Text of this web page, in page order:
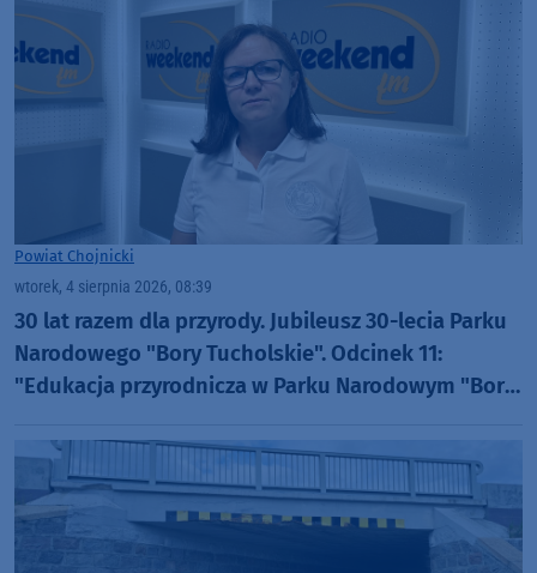
Powiat Chojnicki
wtorek, 4 sierpnia 2026, 08:39
30 lat razem dla przyrody. Jubileusz 30-lecia Parku
Narodowego "Bory Tucholskie". Odcinek 11:
"Edukacja przyrodnicza w Parku Narodowym "Bory